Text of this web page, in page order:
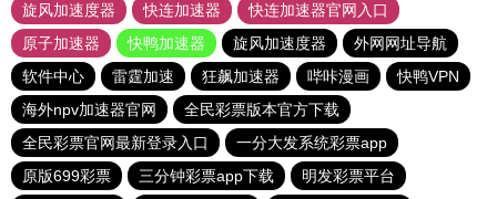
旋风加速度器
快连加速器
快连加速器官网入口
原子加速器
快鸭加速器 旋风加速度器
外网网址导航
软件中心
雷霆加速 狂飙加速器 哔咔漫画
快鸭VPN
海外npv加速器官网
全民彩票版本官方下载
全民彩票官网最新登录入口
一分大发系统彩票app
原版699彩票
三分钟彩票app下载
明发彩票平台